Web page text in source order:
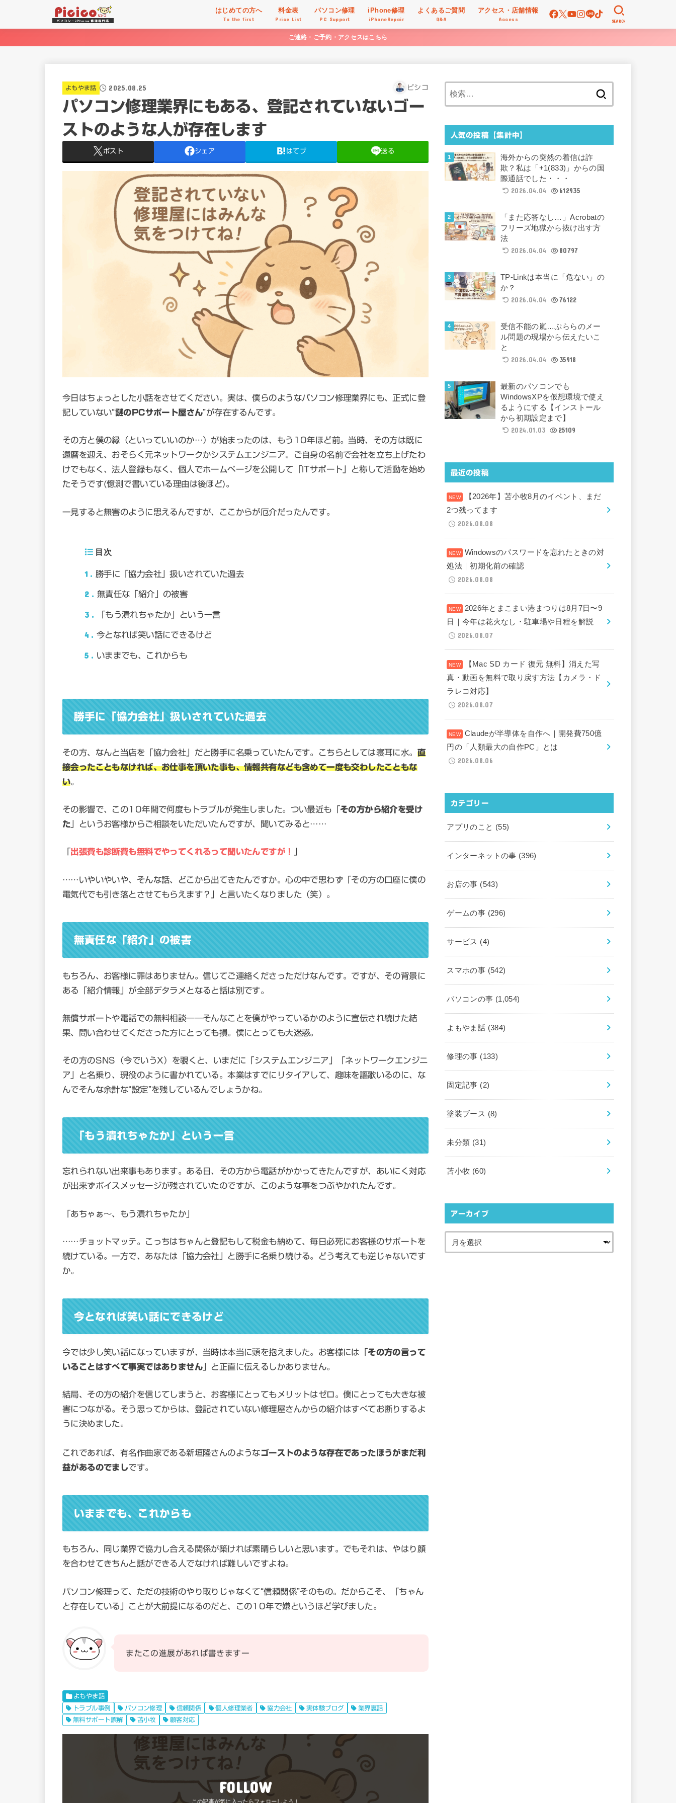
はじめての方へ
To the first
料金表
Price List
パソコン修理
PC Support
iPhone修理
iPhoneRepair
よくあるご質問
Q&A
アクセス・店舗情報
Access SEARCH
ご連絡・ご予約・アクセスはこちら
よもやま話 2025.08.25 ピシコ
パソコン修理業界にもある、登記されていないゴー
ストのような人が存在します
ポスト シェア はてブ 送る
今日はちょっとした小話をさせてください。実は、僕らのようなパソコン修理業界にも、正式に登
記していない“謎のPCサポート屋さん”が存在するんです。
その方と僕の縁（といっていいのか…）が始まったのは、もう10年ほど前。当時、その方は既に
還暦を迎え、おそらく元ネットワークかシステムエンジニア。ご自身の名前で会社を立ち上げたわ
けでもなく、法人登録もなく、個人でホームページを公開して「ITサポート」と称して活動を始め
たそうです(憶測で書いている理由は後ほど)。
一見すると無害のように思えるんですが、ここからが厄介だったんです。
目次
1 勝手に「協力会社」扱いされていた過去
2 無責任な「紹介」の被害
3 「もう潰れちゃたか」という一言
4 今となれば笑い話にできるけど
5 いままでも、これからも
勝手に「協力会社」扱いされていた過去
その方、なんと当店を「協力会社」だと勝手に名乗っていたんです。こちらとしては寝耳に水。 直
接会ったこともなければ、お仕事を頂いた事も、情報共有なども含めて一度も交わしたこともな
い。
その影響で、この10年間で何度もトラブルが発生しました。つい最近も「その方から紹介を受け
た 」というお客様からご相談をいただいたんですが、聞いてみると……
「出張費も診断費も無料でやってくれるって聞いたんですが！
……いやいやいや、そんな話、どこから出てきたんですか。心の中で思わず「その方の口座に僕の
電気代でも引き落とさせてもらえます？」と言いたくなりました（笑）。
無責任な「紹介」の被害
もちろん、お客様に罪はありません。信じてご連絡くださっただけなんです。ですが、その背景に
ある「紹介情報」が全部デタラメとなると話は別です。
無償サポートや電話での無料相談――そんなことを僕がやっているかのように宣伝され続けた結
果、問い合わせてくださった方にとっても損。僕にとっても大迷惑。
その方のSNS（今でいうX）を覗くと、いまだに「システムエンジニア」「ネットワークエンジニ
ア」と名乗り、現役のように書かれている。本業はすでにリタイアして、趣味を謳歌いるのに、な
んでそんな余計な“設定”を残しているんでしょうかね。
「もう潰れちゃたか」という一言
忘れられない出来事もあります。ある日、その方から電話がかかってきたんですが、あいにく対応
が出来ずボイスメッセージが残されていたのですが、このような事をつぶやかれたんです。
「あちゃぁ～、もう潰れちゃたか」
……チョットマッテ。こっちはちゃんと登記もして税金も納めて、毎日必死にお客様のサポートを
続けている。一方で、あなたは「協力会社」と勝手に名乗り続ける。どう考えても逆じゃないです
か。
今となれば笑い話にできるけど
今では少し笑い話になっていますが、当時は本当に頭を抱えました。お客様には「その方の言って
いることはすべて事実ではありません 」と正直に伝えるしかありません。
結局、その方の紹介を信じてしまうと、お客様にとってもメリットはゼロ。僕にとっても大きな被
害につながる。そう思ってからは、登記されていない修理屋さんからの紹介はすべてお断りするよ
うに決めました。
これであれば、有名作曲家である新垣隆さんのようなゴーストのような存在であったほうがまだ利
益があるのでましです。
いままでも、これからも
もちろん、同じ業界で協力し合える関係が築ければ素晴らしいと思います。でもそれは、やはり顔
を合わせてきちんと話ができる人でなければ難しいですよね。
パソコン修理って、ただの技術のやり取りじゃなくて“信頼関係”そのもの。だからこそ、「ちゃん
と存在している」ことが大前提になるのだと、この10年で嫌というほど学びました。
またこの進展があれば書きますー
よもやま話
トラブル事例
パソコン修理 信頼関係 個人修理業者 協力会社 実体験ブログ
業界裏話
無料サポート誤解
苫小牧 顧客対応
FOLLOW
人気の投稿【集計中】
海外からの突然の着信は詐
欺？私は「+1(833)」からの国
際通話でした・・・
2026.04.04
612935
「また応答なし…」Acrobatの
フリーズ地獄から抜け出す方
法
2026.04.04
80797
TP-Linkは本当に「危ない」の
か？
2026.04.04
76122
受信不能の嵐…ぷららのメー
ル問題の現場から伝えたいこ
と
2026.04.04
35918
最新のパソコンでも
WindowsXPを仮想環境で使え
るようにする【インストール
から初期設定まで】
2024.01.03
25109
最近の投稿
【2026年】苫小牧8月のイベント、まだ
2つ残ってます
2026.08.08
Windowsのパスワードを忘れたときの対
処法｜初期化前の確認
2026.08.08
2026年とまこまい港まつりは8月7日〜9
日｜今年は花火なし・駐車場や日程を解説
2026.08.07
【Mac SD カード 復元 無料】消えた写
真・動画を無料で取り戻す方法【カメラ・ド
ラレコ対応】
2026.08.07
Claudeが半導体を自作へ｜開発費750億
円の「人類最大の自作PC」とは
2026.08.06
カテゴリー
アプリのこと (55)
インターネットの事 (396)
お店の事 (543)
ゲームの事 (296)
サービス (4)
スマホの事 (542)
パソコンの事 (1,054)
よもやま話 (384)
修理の事 (133)
固定記事 (2)
塗装ブース (8)
未分類 (31)
苫小牧 (60)
アーカイブ